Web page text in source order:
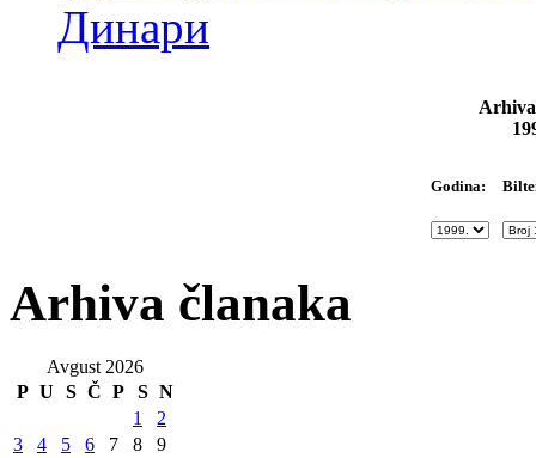
Динари
Godina:
Arhiva članaka
Avgust 2026
P U S Č P S N
1
2
3
4 5 6 7 8
9